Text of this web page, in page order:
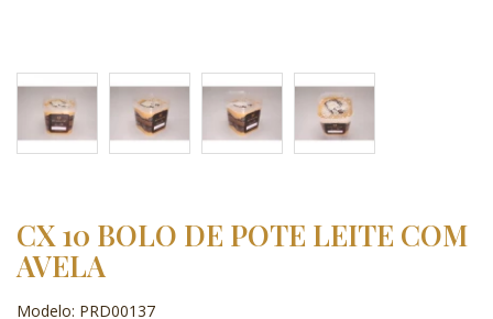
CX 10 BOLO DE POTE LEITE COM
AVELA
Modelo: PRD00137